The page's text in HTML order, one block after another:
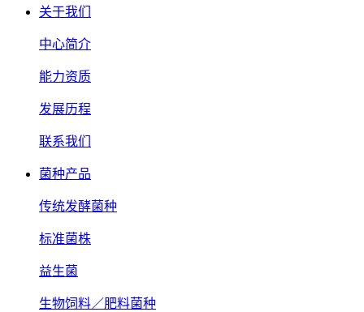
关于我们
中心简介
能力资质
发展历程
联系我们
菌种产品
传统发酵菌种
标准菌株
益生菌
生物饲料／肥料菌种